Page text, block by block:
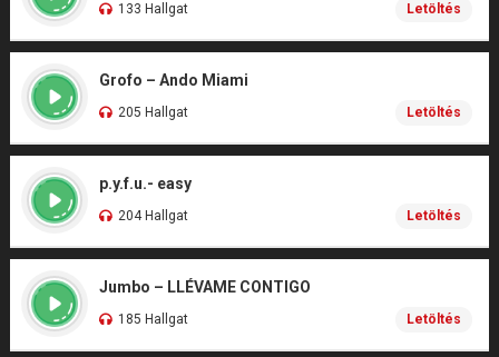
133 Hallgat Letöltés
Grofo – Ando Miami
205 Hallgat Letöltés
p.y.f.u.- easy
204 Hallgat Letöltés
Jumbo – LLÉVAME CONTIGO
185 Hallgat Letöltés